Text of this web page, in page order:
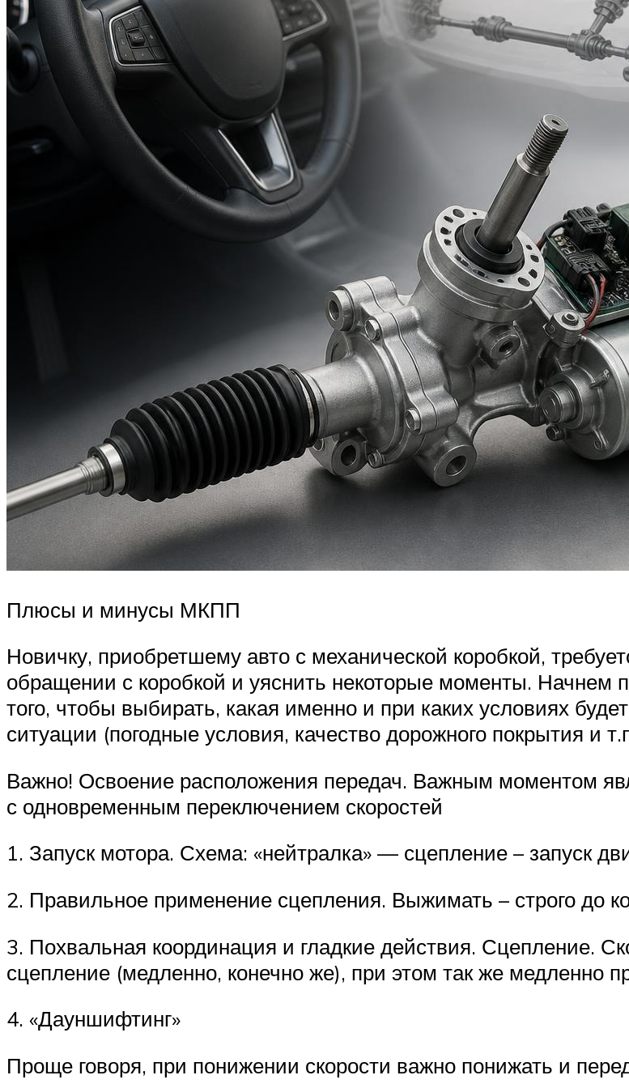
Плюсы и минусы МКПП
Новичку, приобретшему авто с механической коробкой,
обращении с коробкой и уяснить некоторые моменты. Начнем
того, чтобы выбирать, какая именно и при каких условиях
ситуации (погодные условия, качество дорожного покрытия и
Важно! Освоение расположения передач. Важным моментом
с одновременным переключением скоростей
1. Запуск мотора. Схема: «нейтралка» — сцепление – запуск
2. Правильное применение сцепления. Выжимать – строго до
3. Похвальная координация и гладкие действия. Сцепление.
сцепление (медленно, конечно же), при этом так же медленно
4. «Дауншифтинг»
Проще говоря, при понижении скорости важно понижать и